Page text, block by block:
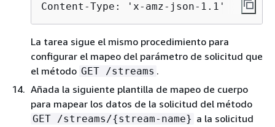
Content-Type: 'x-amz-json-1.1'
La tarea sigue el mismo procedimiento para
configurar el mapeo del parámetro de solicitud que
el método GET /streams .
Añada la siguiente plantilla de mapeo de cuerpo
para mapear los datos de la solicitud del método
GET /streams/{stream-name} a la solicitud